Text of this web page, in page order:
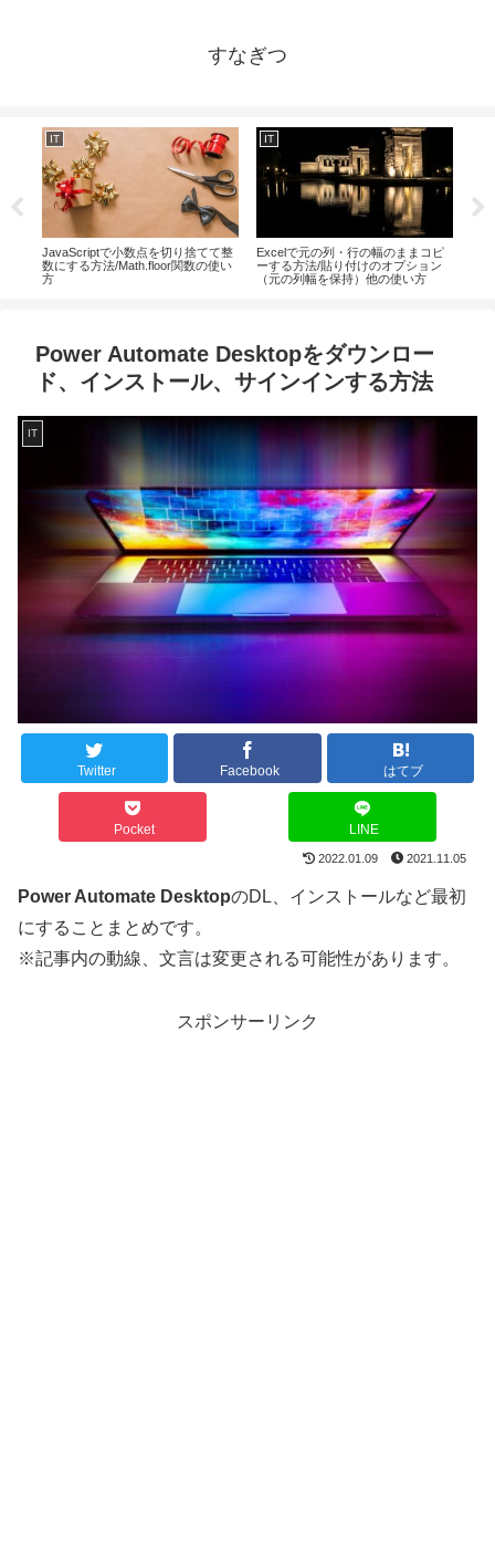
すなぎつ
IT
JavaScriptで小数点を切り捨てて整
数にする方法/Math.floor関数の使い
方
IT
Excelで元の列・行の幅のままコピ
ーする方法/貼り付けのオプション
（元の列幅を保持）他の使い方
Power Automate Desktopをダウンロー
ド、インストール、サインインする方法
IT
Twitter Facebook はてブ
Pocket LINE
2022.01.09 2021.11.05
Power Automate DesktopのDL、インストールなど最初
にすることまとめです。
※記事内の動線、文言は変更される可能性があります。
スポンサーリンク